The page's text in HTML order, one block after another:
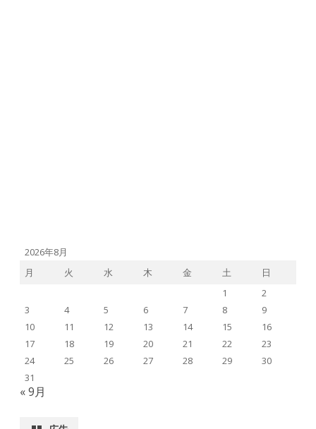
2026年8月
月
火 水 木 金 土
日
1
2
3
4 5 6 7 8
9
10
11 12 13 14 15
16
17
18 19 20 21 22
23
24
25 26 27 28 29
30
31
« 9月